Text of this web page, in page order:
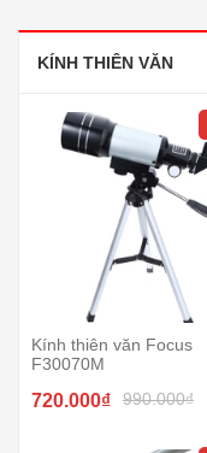
KÍNH THIÊN VĂN
Kính thiên văn Focus
F30070M
720.000₫ 990.000₫